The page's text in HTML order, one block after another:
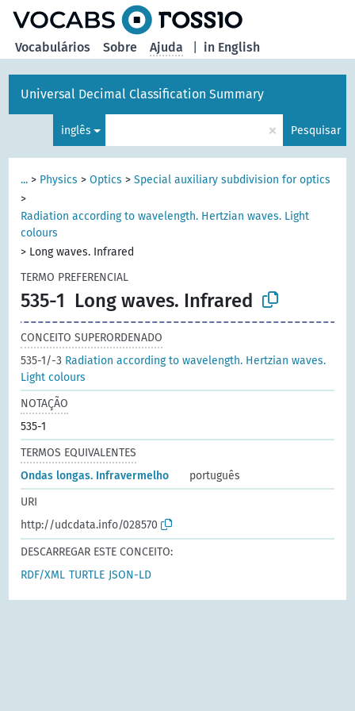
in English
Vocabulários Sobre Ajuda
Universal Decimal Classification Summary
inglês × Pesquisar
... > Physics >Optics >Special auxiliary subdivision for optics
>
Radiation according to wavelength. Hertzian waves. Light
colours
> Long waves. Infrared
TERMO PREFERENCIAL
535-1 Long waves. Infrared
CONCEITO SUPERORDENADO
535-1/-3 Radiation according to wavelength. Hertzian waves.
Light colours
NOTAÇÃO
535-1
TERMOS EQUIVALENTES
Ondas longas. Infravermelho
português
URI
http://udcdata.info/028570
DESCARREGAR ESTE CONCEITO:
RDF/XML TURTLE JSON-LD